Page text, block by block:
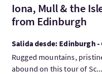
Iona, Mull & the
from Edinburgh
Salida desde: Edinburgh
Rugged mountains,
abound on this tour of Sc...